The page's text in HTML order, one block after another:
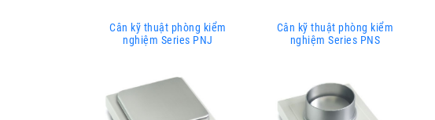
Cân kỹ thuật phòng kiểm
nghiệm Series PNJ
Cân kỹ thuật phòng kiểm
nghiệm Series PNS